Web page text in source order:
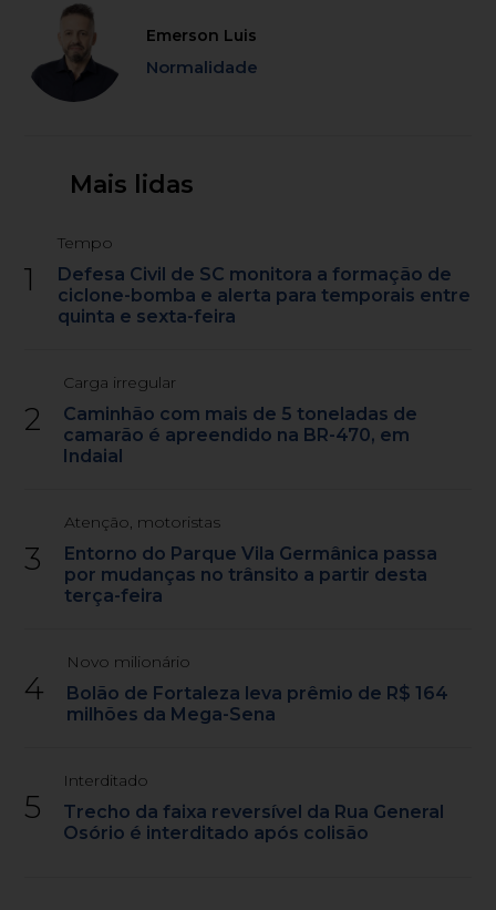
Emerson Luis
Normalidade
Mais lidas
1
Tempo
Defesa Civil de SC monitora a formação de
ciclone-bomba e alerta para temporais entre
quinta e sexta-feira
2
Carga irregular
Caminhão com mais de 5 toneladas de
camarão é apreendido na BR-470, em
Indaial
3
Atenção, motoristas
Entorno do Parque Vila Germânica passa
por mudanças no trânsito a partir desta
terça-feira
4
Novo milionário
Bolão de Fortaleza leva prêmio de R$ 164
milhões da Mega-Sena
5
Interditado
Trecho da faixa reversível da Rua General
Osório é interditado após colisão